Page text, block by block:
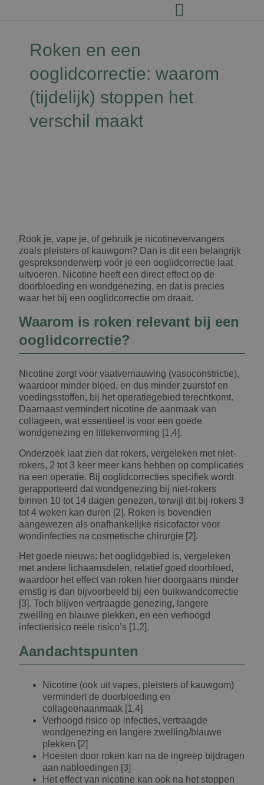
Roken en een
ooglidcorrectie: waarom
(tijdelijk) stoppen het
verschil maakt
Rook je, vape je, of gebruik je nicotinevervangers
zoals pleisters of kauwgom? Dan is dit een belangrijk
gespreksonderwerp voór je een ooglidcorrectie laat
uitvoeren. Nicotine heeft een direct effect op de
doorbloeding en wondgenezing, en dat is precies
waar het bij een ooglidcorrectie om draait.
Waarom is roken relevant bij een
ooglidcorrectie?
Nicotine zorgt voor vaatvernauwing (vasoconstrictie),
waardoor minder bloed, en dus minder zuurstof en
voedingsstoffen, bij het operatiegebied terechtkomt.
Daarnaast vermindert nicotine de aanmaak van
collageen, wat essentieel is voor een goede
wondgenezing en littekenvorming [1,4].
Onderzoek laat zien dat rokers, vergeleken met niet-
rokers, 2 tot 3 keer meer kans hebben op complicaties
na een operatie. Bij ooglidcorrecties specifiek wordt
gerapporteerd dat wondgenezing bij niet-rokers
binnen 10 tot 14 dagen genezen, terwijl dit bij rokers 3
tot 4 weken kan duren [2]. Roken is bovendien
aangewezen als onafhankelijke risicofactor voor
wondinfecties na cosmetische chirurgie [2].
Het goede nieuws: het ooglidgebied is, vergeleken
met andere lichaamsdelen, relatief goed doorbloed,
waardoor het effect van roken hier doorgaans minder
ernstig is dan bijvoorbeeld bij een buikwandcorrectie
[3]. Toch blijven vertraagde genezing, langere
zwelling en blauwe plekken, en een verhoogd
infectierisico reële risico’s [1,2].
Aandachtspunten
Nicotine (ook uit vapes, pleisters of kauwgom)
vermindert de doorbloeding en
collageenaanmaak [1,4]
Verhoogd risico op infecties, vertraagde
wondgenezing en langere zwelling/blauwe
plekken [2]
Hoesten door roken kan na de ingreep bijdragen
aan nabloedingen [3]
Het effect van nicotine kan ook na het stoppen